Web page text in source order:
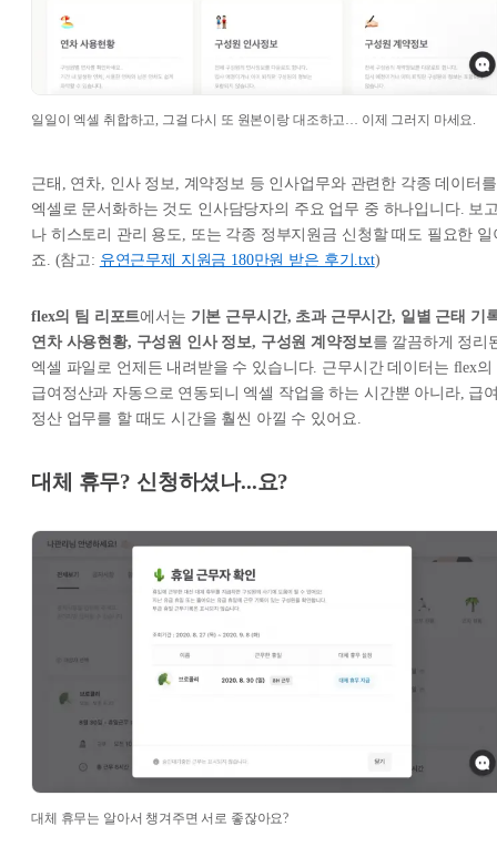
일일이 엑셀 취합하고, 그걸 다시 또 원본이랑 대조하고… 이제 그러지 마세요.
근태, 연차, 인사 정보, 계약정보 등 인사업무와 관련한 각종 데이터를
엑셀로 문서화하는 것도 인사담당자의 주요 업무 중 하나입니다. 보
나 히스토리 관리 용도, 또는 각종 정부지원금 신청할 때도 필요한 일
죠. (참고: 유연근무제 지원금 180만원 받은 후기.txt)
flex의 팀 리포트에서는 기본 근무시간, 초과 근무시간, 일별 근태 기
연차 사용현황, 구성원 인사 정보, 구성원 계약정보를 깔끔하게 정리
엑셀 파일로 언제든 내려받을 수 있습니다. 근무시간 데이터는 flex의
급여정산과 자동으로 연동되니 엑셀 작업을 하는 시간뿐 아니라, 급
정산 업무를 할 때도 시간을 훨씬 아낄 수 있어요.
대체 휴무? 신청하셨나...요?
대체 휴무는 알아서 챙겨주면 서로 좋잖아요?